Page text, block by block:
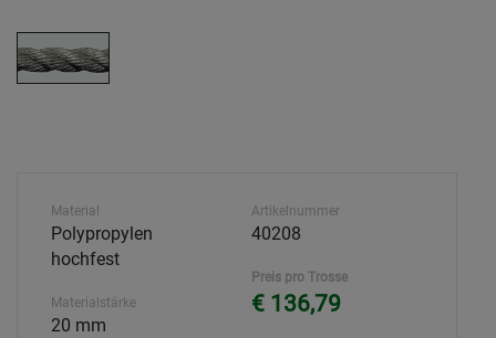
Material
Polypropylen
hochfest
Materialstärke
20 mm
Artikelnummer
40208
Preis pro Trosse
€ 136,79